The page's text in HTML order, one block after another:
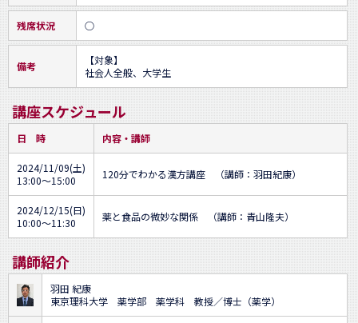
残席状況 ○
備考
【対象】
社会人全般、大学生
講座スケジュール
日 時 内容・講師
2024/11/09(土)
13:00～15:00
120分でわかる漢方講座 （講師：羽田紀康）
2024/12/15(日)
10:00～11:30
薬と食品の微妙な関係 （講師：青山隆夫）
講師紹介
羽田 紀康
東京理科大学 薬学部 薬学科 教授／博士（薬学）